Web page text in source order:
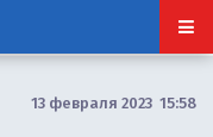
13 февраля 2023 15:58